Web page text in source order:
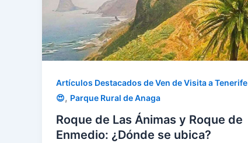
Artículos Destacados de Ven de Visita a Tenerife
😍, Parque Rural de Anaga
Roque de Las Ánimas y Roque de
Enmedio: ¿Dónde se ubica?